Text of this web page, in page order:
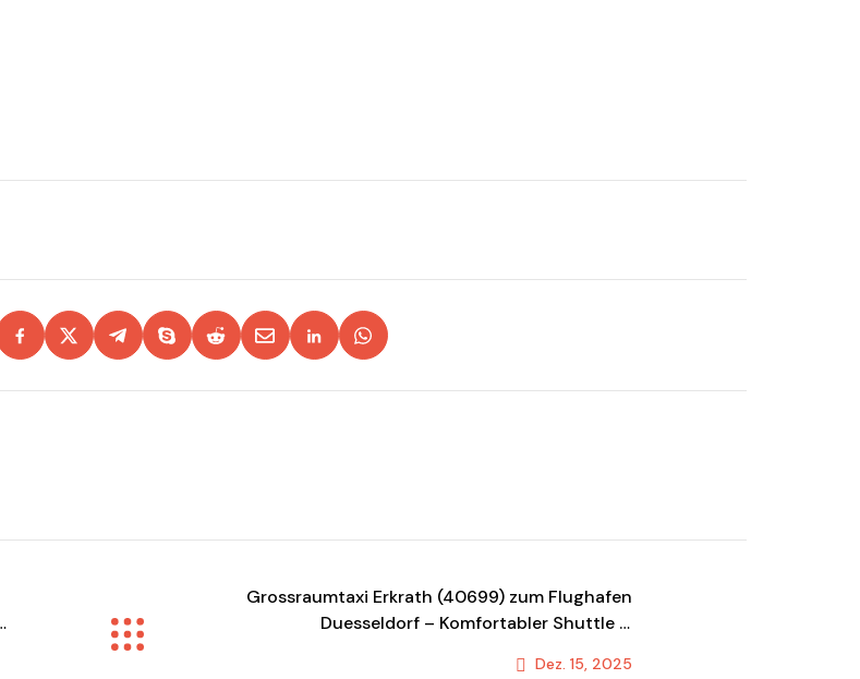
Grossraumtaxi Erkrath (40699) zum Flughafen
Duesseldorf – Komfortabler Shuttle &
Dez. 15, 2025